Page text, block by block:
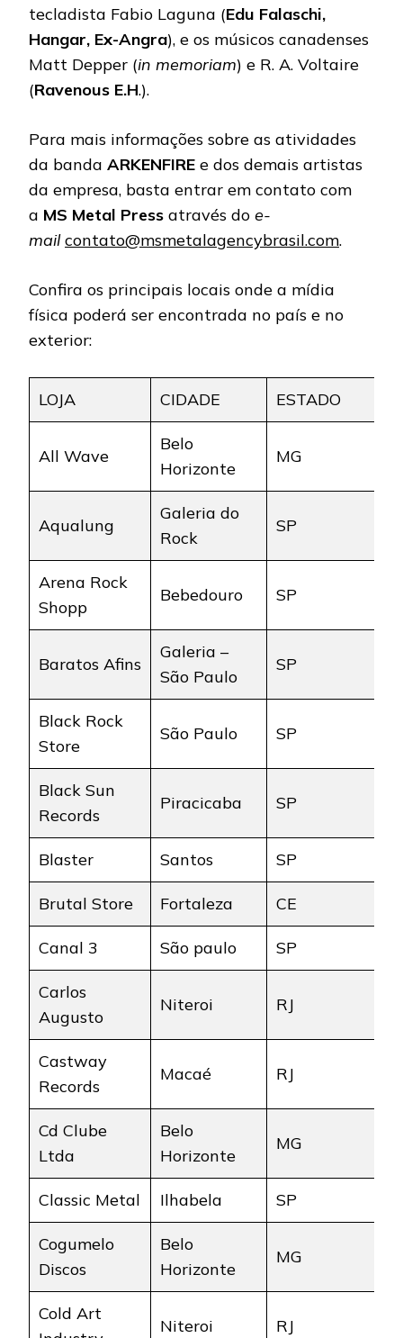
tecladista Fabio Laguna (Edu Falaschi,
Hangar, Ex-Angra), e os músicos canadenses
Matt Depper (in memoriam) e R. A. Voltaire
(Ravenous E.H.).
Para mais informações sobre as atividades
da banda ARKENFIRE e dos demais artistas
da empresa, basta entrar em contato com
a MS Metal Press através do e-
mail contato@msmetalagencybrasil.com.
Confira os principais locais onde a mídia
física poderá ser encontrada no país e no
exterior:
LOJA CIDADE ESTADO
All Wave
Belo
Horizonte
MG
Aqualung
Galeria do
Rock
SP
Arena Rock
Shopp
Bebedouro SP
Baratos Afins
Galeria –
São Paulo
SP
Black Rock
Store
São Paulo SP
Black Sun
Records
Piracicaba SP
Blaster Santos SP
Brutal Store Fortaleza CE
Canal 3 São paulo SP
Carlos
Augusto
Niteroi RJ
Castway
Records
Macaé RJ
Cd Clube
Ltda
Belo
Horizonte
MG
Classic Metal Ilhabela SP
Cogumelo
Discos
Belo
Horizonte
MG
Cold Art
Niteroi RJ